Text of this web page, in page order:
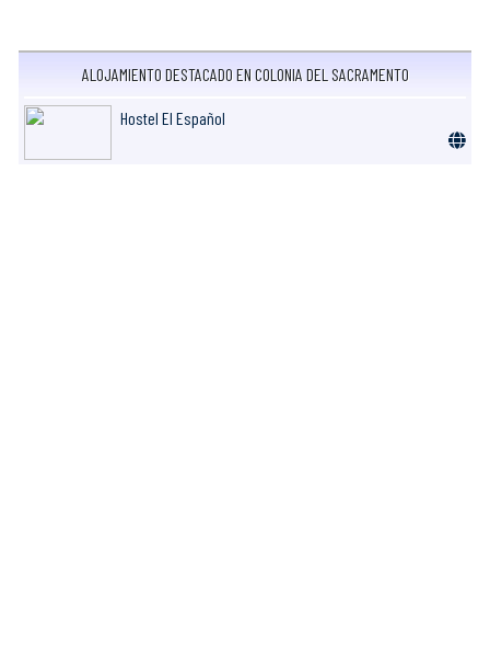
ALOJAMIENTO DESTACADO EN COLONIA DEL SACRAMENTO
Hostel El Español